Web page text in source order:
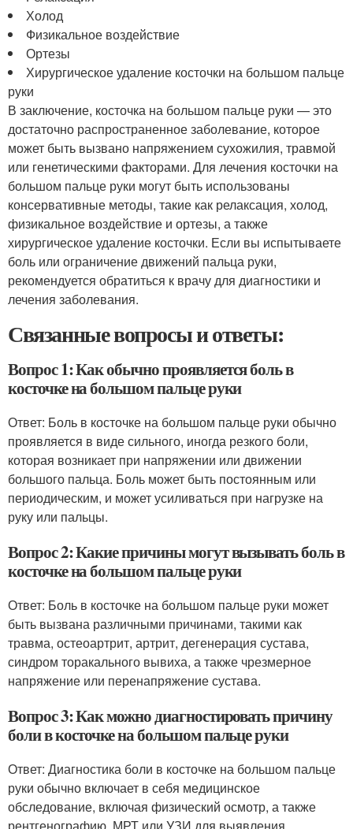
Холод
Физикальное воздействие
Ортезы
Хирургическое удаление косточки на большом пальце
руки
В заключение, косточка на большом пальце руки — это
достаточно распространенное заболевание, которое
может быть вызвано напряжением сухожилия, травмой
или генетическими факторами. Для лечения косточки на
большом пальце руки могут быть использованы
консервативные методы, такие как релаксация, холод,
физикальное воздействие и ортезы, а также
хирургическое удаление косточки. Если вы испытываете
боль или ограничение движений пальца руки,
рекомендуется обратиться к врачу для диагностики и
лечения заболевания.
Связанные вопросы и ответы:
Вопрос 1: Как обычно проявляется боль в
косточке на большом пальце руки
Ответ: Боль в косточке на большом пальце руки обычно
проявляется в виде сильного, иногда резкого боли,
которая возникает при напряжении или движении
большого пальца. Боль может быть постоянным или
периодическим, и может усиливаться при нагрузке на
руку или пальцы.
Вопрос 2: Какие причины могут вызывать боль в
косточке на большом пальце руки
Ответ: Боль в косточке на большом пальце руки может
быть вызвана различными причинами, такими как
травма, остеоартрит, артрит, дегенерация сустава,
синдром торакального вывиха, а также чрезмерное
напряжение или перенапряжение сустава.
Вопрос 3: Как можно диагностировать причину
боли в косточке на большом пальце руки
Ответ: Диагностика боли в косточке на большом пальце
руки обычно включает в себя медицинское
обследование, включая физический осмотр, а также